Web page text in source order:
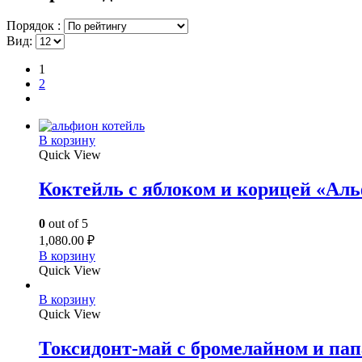
Порядок :
Вид:
1
2
В корзину
Quick View
Коктейль с яблоком и корицей
0 out of 5
1,080.00 ₽
В корзину
Quick View
В корзину
Quick View
Токсидонт-май с бромелайном и